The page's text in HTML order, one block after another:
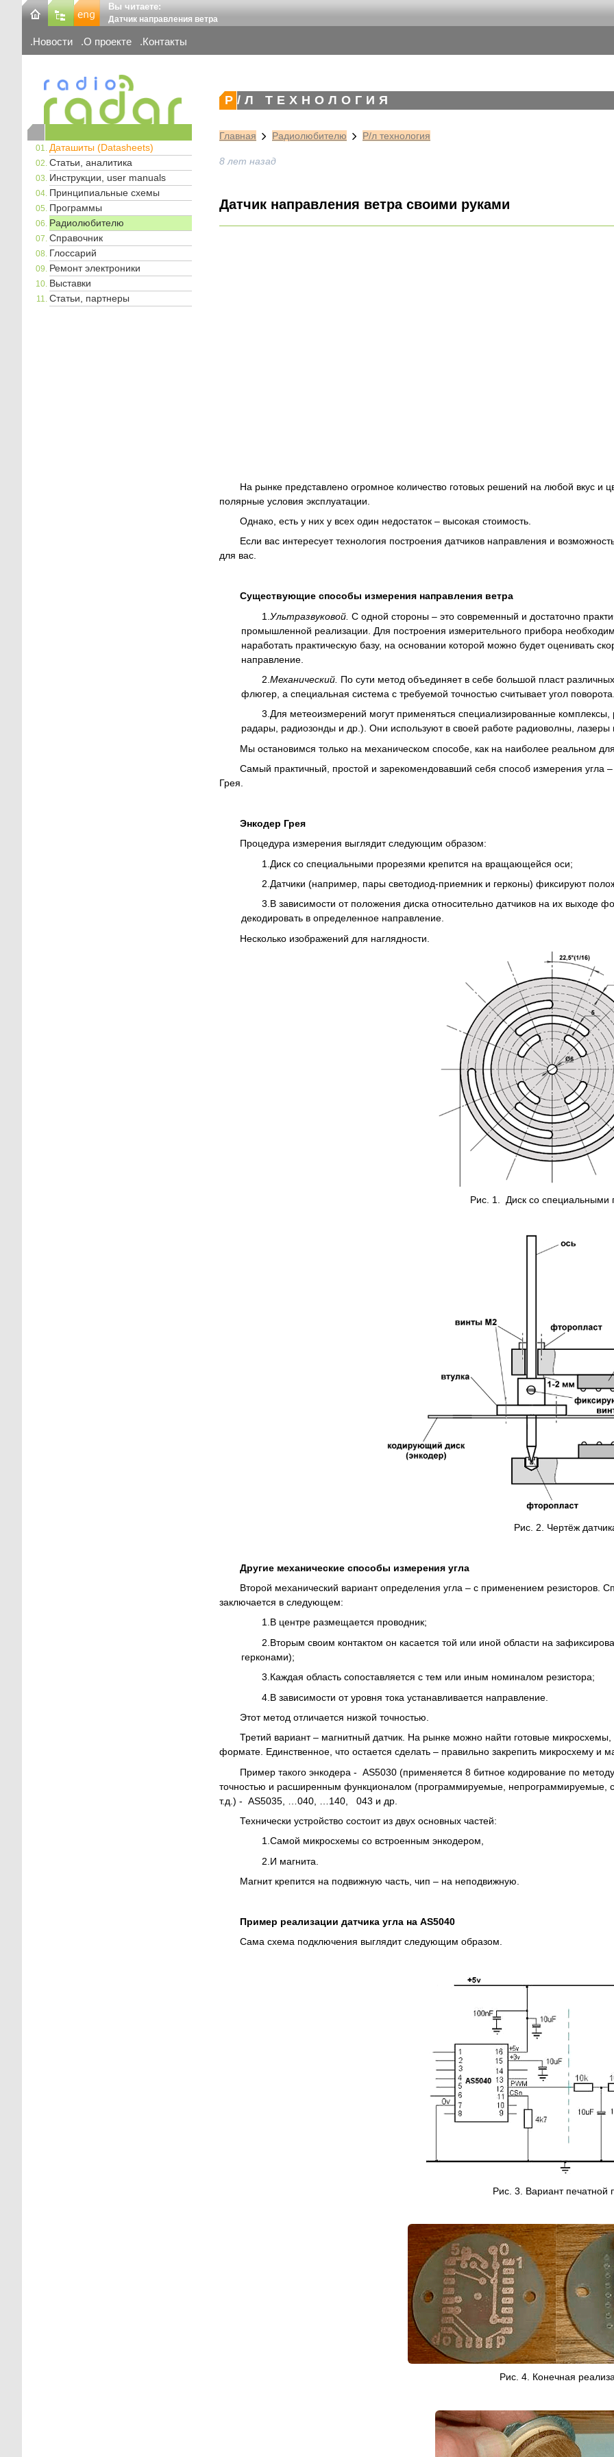
Вы читаете:
Датчик направления ветра
Новости О проекте Контакты
Даташиты (Datasheets)
Статьи, аналитика
Инструкции, user manuals
Принципиальные схемы
Программы
Радиолюбителю
Справочник
Глоссарий
Ремонт электроники
Выставки
Статьи, партнеры
Р/Л ТЕХНОЛОГИЯ
Главная Радиолюбителю Р/л технология
8 лет назад
Датчик направления ветра своими руками
На рынке представлено огромное количество готовых решений на любой вкус и
полярные условия эксплуатации.
Однако, есть у них у всех один недостаток – высокая стоимость.
Если вас интересует технология построения датчиков направления и
для вас.
Существующие способы измерения направления ветра
1. Ультразвуковой. С одной стороны – это современный и достаточно
промышленной реализации. Для построения измерительного прибора
наработать практическую базу, на основании которой можно будет оценивать
направление.
2. Механический. По сути метод объединяет в себе большой пласт
флюгер, а специальная система с требуемой точностью считывает угол
3.Для метеоизмерений могут применяться специализированные
радары, радиозонды и др.). Они используют в своей работе радиоволны, лазеры
Мы остановимся только на механическом способе, как на наиболее реальном
Самый практичный, простой и зарекомендовавший себя способ измерения угла
Грея.
Энкодер Грея
Процедура измерения выглядит следующим образом:
1. Диск со специальными прорезями крепится на вращающейся оси;
2. Датчики (например, пары светодиод-приемник и герконы) фиксируют
3.В зависимости от положения диска относительно датчиков на их выходе
декодировать в определенное направление.
Несколько изображений для наглядности.
Рис. 1. Диск со специальными
Рис. 2. Чертёж
Другие механические способы измерения угла
Второй механический вариант определения угла – с применением резисторов.
заключается в следующем:
1.В центре размещается проводник;
2. Вторым своим контактом он касается той или иной области на
герконами);
3. Каждая область сопоставляется с тем или иным номиналом резистора;
4. В зависимости от уровня тока устанавливается направление.
Этот метод отличается низкой точностью.
Третий вариант – магнитный датчик. На рынке можно найти готовые
формате. Единственное, что остается сделать – правильно закрепить микросхему и
Пример такого энкодера - AS5030 (применяется 8 битное кодирование по
точностью и расширенным функционалом (программируемые, непрограммируемые,
т.д.) - AS5035, …040, …140, 043 и др.
Технически устройство состоит из двух основных частей:
1.Самой микросхемы со встроенным энкодером,
2. И магнита.
Магнит крепится на подвижную часть, чип – на неподвижную.
Пример реализации датчика угла на AS5040
Сама схема подключения выглядит следующим образом.
Рис. 3. Вариант печатной
Рис. 4. Конечная